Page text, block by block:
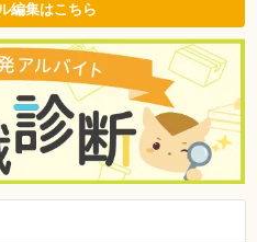
編集はこちら